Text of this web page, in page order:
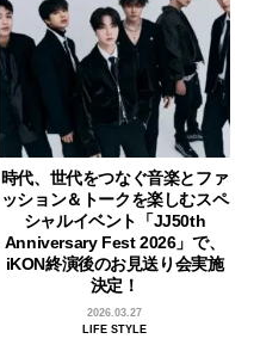
時代、世代をつなぐ音楽とファ
ッション＆トークを楽しむスペ
シャルイベント「JJ50th
Anniversary Fest 2026」で、
iKON終演後のお見送り会実施
決定！
2026.03.27
LIFE STYLE